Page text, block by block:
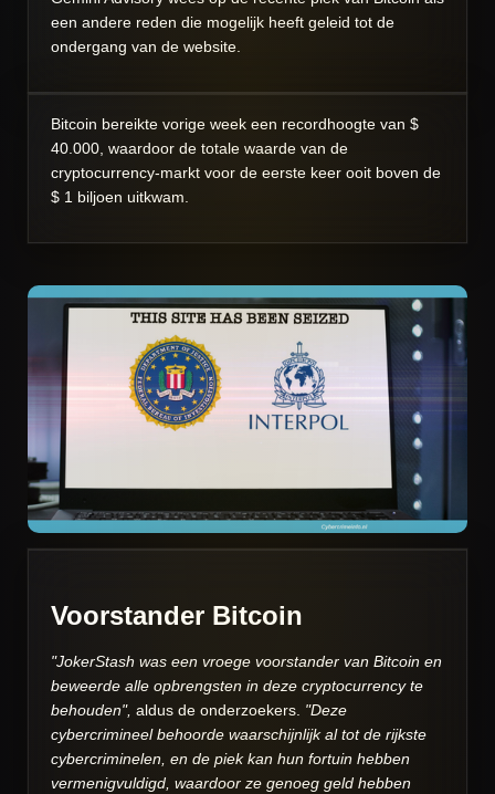
een andere reden die mogelijk heeft geleid tot de
ondergang van de website.
Bitcoin bereikte vorige week een recordhoogte van $
40.000, waardoor de totale waarde van de
cryptocurrency-markt voor de eerste keer ooit boven de
$ 1 biljoen uitkwam.
Voorstander Bitcoin
"JokerStash was een vroege voorstander van Bitcoin en
beweerde alle opbrengsten in deze cryptocurrency te
behouden", aldus de onderzoekers. "Deze
cybercrimineel behoorde waarschijnlijk al tot de rijkste
cybercriminelen, en de piek kan hun fortuin hebben
vermenigvuldigd, waardoor ze genoeg geld hebben